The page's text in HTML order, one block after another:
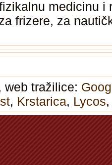
medicinu
frizere, za
web tražilice:
, Krstarica, Lycos